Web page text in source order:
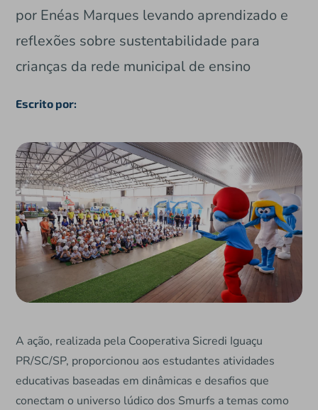
por Enéas Marques levando aprendizado e
reflexões sobre sustentabilidade para
crianças da rede municipal de ensino
Escrito por:
A ação, realizada pela Cooperativa Sicredi Iguaçu
PR/SC/SP, proporcionou aos estudantes atividades
educativas baseadas em dinâmicas e desafios que
conectam o universo lúdico dos Smurfs a temas como